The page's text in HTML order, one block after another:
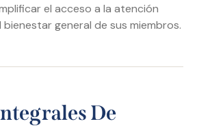
el acceso a la atención
general de sus miembros.
De